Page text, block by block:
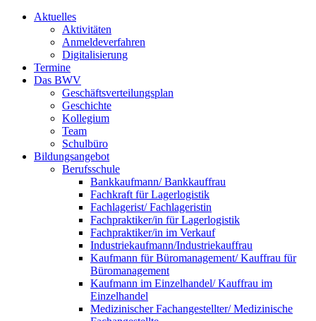
Aktuelles
Aktivitäten
Anmeldeverfahren
Digitalisierung
Termine
Das BWV
Geschäftsverteilungsplan
Geschichte
Kollegium
Team
Schulbüro
Bildungsangebot
Berufsschule
Bankkaufmann/ Bankkauffrau
Fachkraft für Lagerlogistik
Fachlagerist/ Fachlageristin
Fachpraktiker/in für Lagerlogistik
Fachpraktiker/in im Verkauf
Industriekaufmann/Industriekauffrau
Kaufmann für Büromanagement/ Kauffrau für
Büromanagement
Kaufmann im Einzelhandel/ Kauffrau im
Einzelhandel
Medizinischer Fachangestellter/ Medizinische